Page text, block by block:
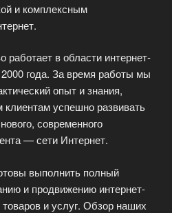
и комплексным
работает в области интернет-
года. За время работы мы
опыт и знания,
успешно развивать
современного
— сети Интернет.
выполнить полный
и продвижению интернет-
и услуг. Обзор наших